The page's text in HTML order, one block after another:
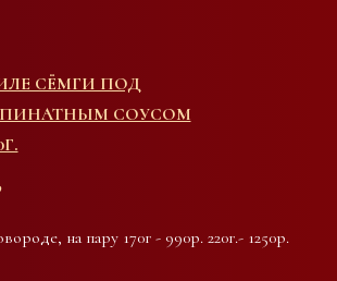
СЁМГИ ПОД
СОУСОМ
на пару 170г - 990р. 220г.- 1250р.